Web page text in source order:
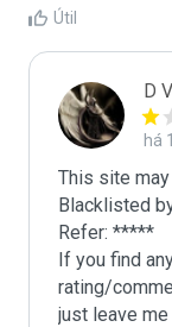
Útil
D V
há
This site
Blacklisted
Refer: *****
If you find
rating/
just leave